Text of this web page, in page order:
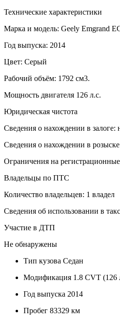
Технические характеристики
Марка и модель: Geely Emgrand
Год выпуска: 2014
Цвет: Серый
Рабочий объём: 1792 см3.
Мощность двигателя 126 л.с.
Юридическая чистота
Сведения о нахождении в залоге:
Сведения о нахождении в
Ограничения на
Владельцы по ПТС
Количество владельцев: 1 владел
Сведения об использовании в
Участие в ДТП
Не обнаружены
Тип кузова Седан
Модификация 1.8 CVT (126
Год выпуска 2014
Пробег 83329 км